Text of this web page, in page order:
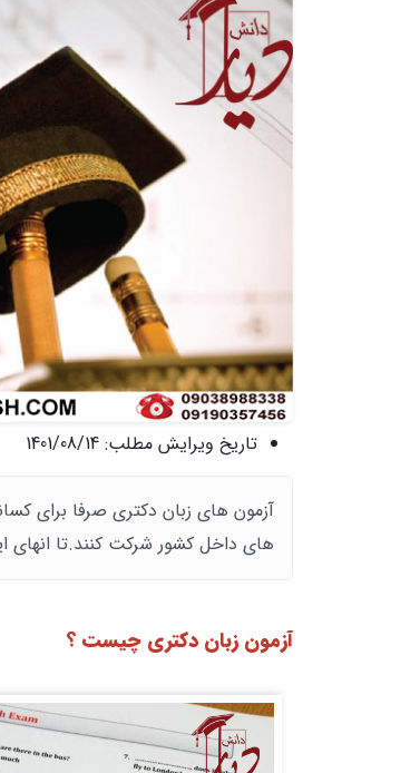
تاریخ ویرایش مطلب: 1401/08/14
آزمون های زبان دکتری صرفا برای
های داخل کشور شرکت کنند.تا انهای
آزمون زبان دکتری چیست ؟